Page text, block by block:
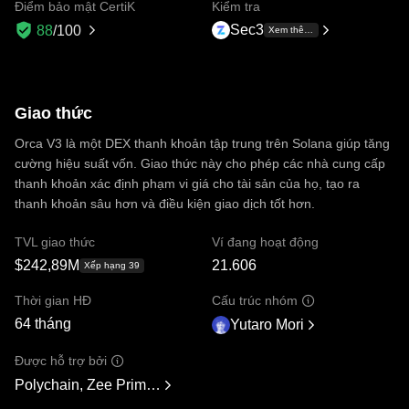
Điểm bảo mật CertiK
88/100
Kiểm tra
Sec3 Xem thêm +1
Giao thức
Orca V3 là một DEX thanh khoản tập trung trên Solana giúp tăng
cường hiệu suất vốn. Giao thức này cho phép các nhà cung cấp
thanh khoản xác định phạm vi giá cho tài sản của họ, tạo ra
thanh khoản sâu hơn và điều kiện giao dịch tốt hơn.
TVL giao thức
$242,89M Xếp hạng 39
Ví đang hoạt động
21.606
Thời gian HĐ
64 tháng
Cấu trúc nhóm
Yutaro Mori
Được hỗ trợ bởi
Polychain, Zee Prime Capital, Solana Ventures,